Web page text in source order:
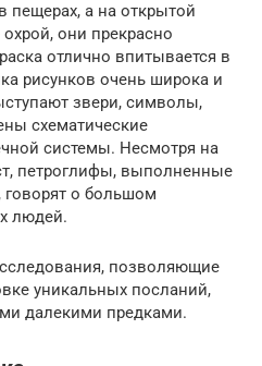
пещерах, а на открытой
они прекрасно
отлично впитывается в
рисунков очень широка и
звери, символы,
схематические
системы. Несмотря на
петроглифы, выполненные
говорят о большом
людей.
позволяющие
уникальных посланий,
далекими предками.